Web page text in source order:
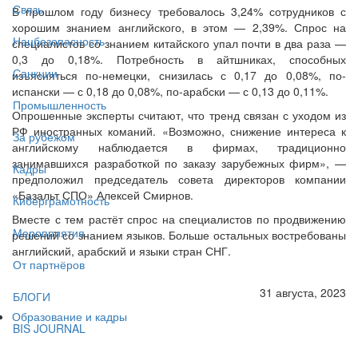
Связь
Нацбезопасность
Санкции
Промышленность
За рубежом
Кадры
Киберграмотность
Мероприятия
От партнёров
БЛОГИ
BIS JOURNAL
В прошлом году бизнесу требовалось 3,24% сотрудников с
хорошим знанием английского, в этом — 2,39%. Спрос на
специалистов со знанием китайского упал почти в два раза —
0,3 до 0,18%. Потребность в айтшниках, способных
изъясняться по-немецки, снизилась с 0,17 до 0,08%, по-
испански — с 0,18 до 0,08%, по-арабски — с 0,13 до 0,11%.
Опрошенные эксперты считают, что тренд связан с уходом из
РФ иностранных команий. «Возможно, снижение интереса к
английскому наблюдается в фирмах, традиционно
занимавшихся разработкой по заказу зарубежных фирм», —
предположил председатель совета директоров компании
«Базальт СПО» Алексей Смирнов.
Вместе с тем растёт спрос на специалистов по продвижению
решений со знанием языков. Больше остальных востребованы
английский, арабский и языки стран СНГ.
31 августа, 2023
Образование и кадры